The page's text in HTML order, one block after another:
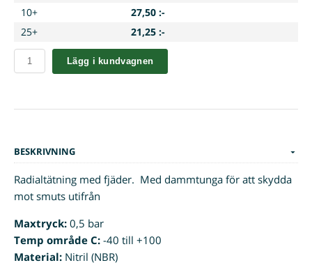
10+
27,50 :-
25+
21,25 :-
Lägg i kundvagnen
BESKRIVNING
Radialtätning med fjäder. Med dammtunga för att skydda
mot smuts utifrån
Maxtryck:0,5 bar
Temp område C:-40 till +100
Material: Nitril (NBR)